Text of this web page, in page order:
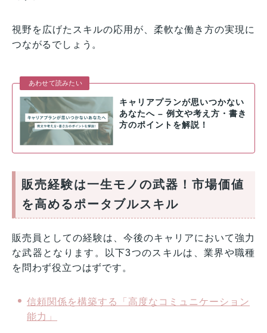
視野を広げたスキルの応用が、柔軟な働き方の実現に
つながるでしょう。
あわせて読みたい
キャリアプランが思いつかない
あなたへ – 例文や考え方・書き
方のポイントを解説！
販売経験は一生モノの武器！市場価値
を高めるポータブルスキル
販売員としての経験は、今後のキャリアにおいて強力
な武器となります。以下3つのスキルは、業界や職種
を問わず役立つはずです。
信頼関係を構築する「高度なコミュニケーション
能力」